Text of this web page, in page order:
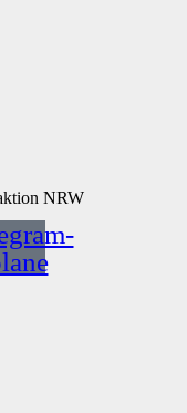
NRW